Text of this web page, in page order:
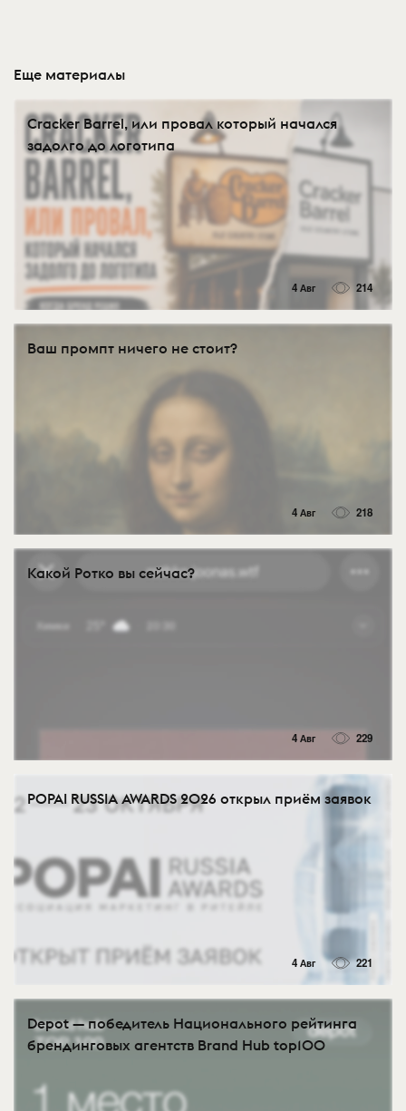
Еще материалы
Cracker Barrel, или провал который начался
задолго до логотипа
4 Авг 214
Ваш промпт ничего не стоит?
4 Авг 218
Какой Ротко вы сейчас?
4 Авг 229
POPAI RUSSIA AWARDS 2026 открыл приём заявок
4 Авг 221
Depot — победитель Национального рейтинга
брендинговых агентств Brand Hub top100